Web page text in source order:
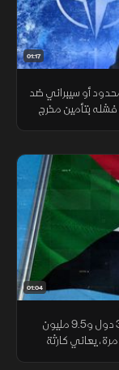
01:17
محدود أو سيبراني ضد
بالمادة الـ5، في حال فشله بتأمين مخرج
01:04
يمتد دارفور على خمس مساحة السودان بحدود مع 3 دول و9.5 مليون
يعاني كارثة